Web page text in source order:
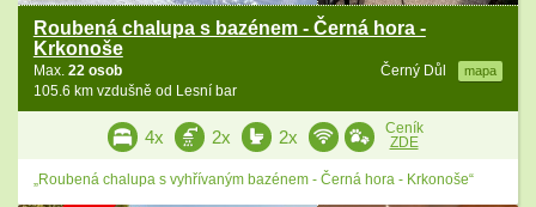
Roubená chalupa s bazénem - Černá hora -
Krkonoše
Černý Důl mapa
Max. 22 osob
105.6 km vzdušně od Lesní bar
4x 2x 2x
Ceník
ZDE
„Roubená chalupa s vyhřívaným bazénem - Černá hora - Krkonoše“